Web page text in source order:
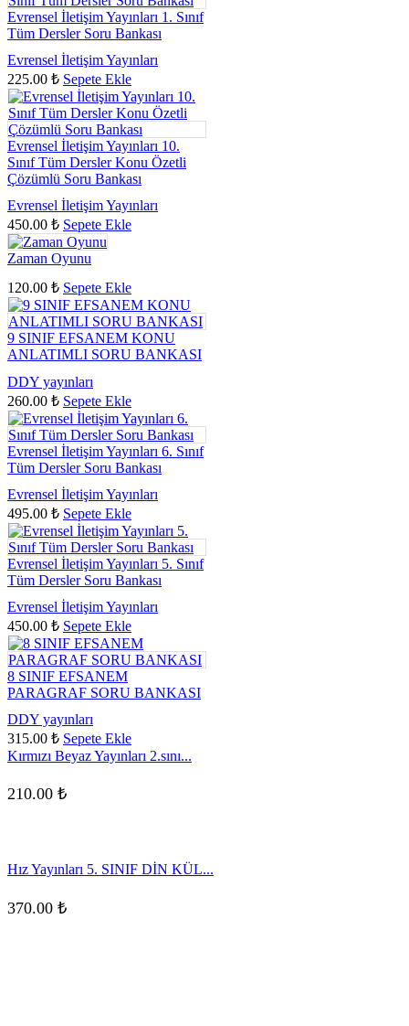
Evrensel İletişim Yayınları 1. Sınıf
Tüm Dersler Soru Bankası
Evrensel İletişim Yayınları
225.00 ₺ Sepete Ekle
Evrensel İletişim Yayınları 10.
Sınıf Tüm Dersler Konu Özetli
Çözümlü Soru Bankası
Evrensel İletişim Yayınları
450.00 ₺ Sepete Ekle
Zaman Oyunu
120.00 ₺ Sepete Ekle
9 SINIF EFSANEM KONU
ANLATIMLI SORU BANKASI
DDY yayınları
260.00 ₺ Sepete Ekle
Evrensel İletişim Yayınları 6. Sınıf
Tüm Dersler Soru Bankası
Evrensel İletişim Yayınları
495.00 ₺ Sepete Ekle
Evrensel İletişim Yayınları 5. Sınıf
Tüm Dersler Soru Bankası
Evrensel İletişim Yayınları
450.00 ₺ Sepete Ekle
8 SINIF EFSANEM
PARAGRAF SORU BANKASI
DDY yayınları
315.00 ₺ Sepete Ekle
Kırmızı Beyaz Yayınları 2.sını...
210.00 ₺
Hız Yayınları 5. SINIF DİN KÜL...
370.00 ₺